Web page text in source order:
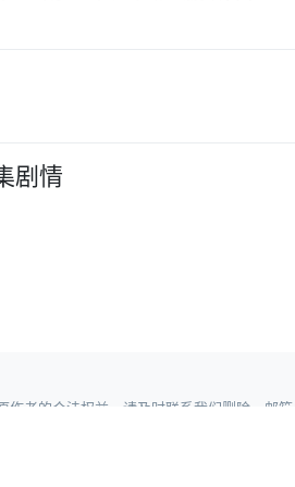
剧情
者的合法权益，请及时联系我们删除。邮